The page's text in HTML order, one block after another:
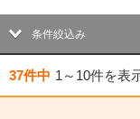
条件絞込み
37件中 1～10件を表